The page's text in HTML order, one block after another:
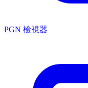
PGN 檢視器